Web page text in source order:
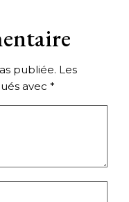
publiée. Les
avec*